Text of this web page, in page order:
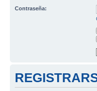
Contraseña: